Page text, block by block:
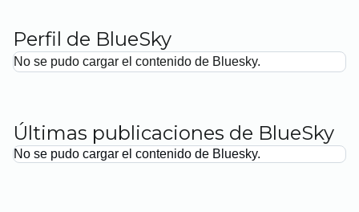
Perfil de BlueSky
No se pudo cargar el contenido de Bluesky.
Últimas publicaciones de BlueSky
No se pudo cargar el contenido de Bluesky.